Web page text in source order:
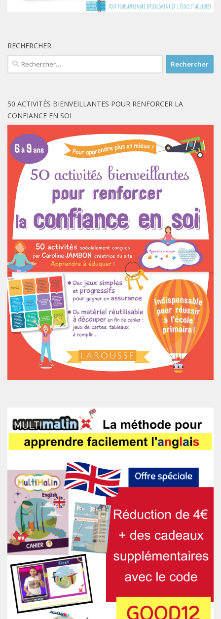
RECHERCHER :
Rechercher :
50 ACTIVITÉS BIENVEILLANTES POUR RENFORCER LA
CONFIANCE EN SOI